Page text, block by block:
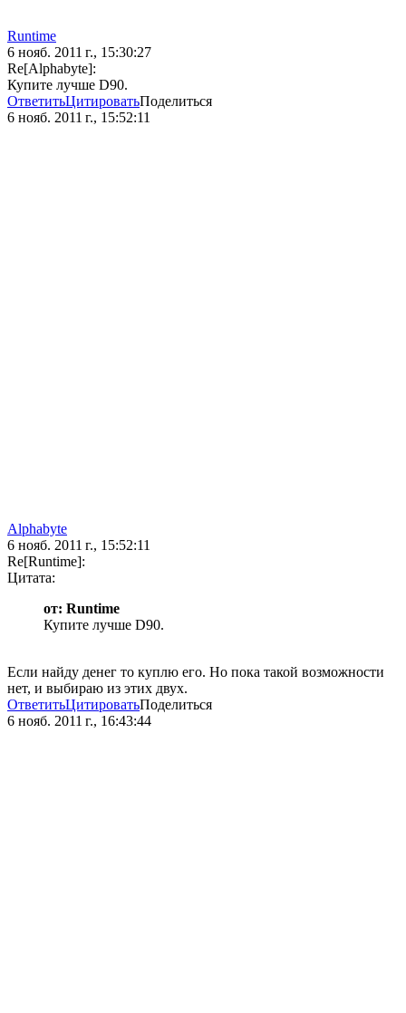
Runtime
6 нояб. 2011 г., 15:30:27
Re[Alphabyte]:
Купите лучше D90.
ОтветитьЦитироватьПоделиться
6 нояб. 2011 г., 15:52:11
Alphabyte
6 нояб. 2011 г., 15:52:11
Re[Runtime]:
Цитата:
от: Runtime
Купите лучше D90.
Если найду денег то куплю его. Но пока такой возможности
нет, и выбираю из этих двух.
ОтветитьЦитироватьПоделиться
6 нояб. 2011 г., 16:43:44